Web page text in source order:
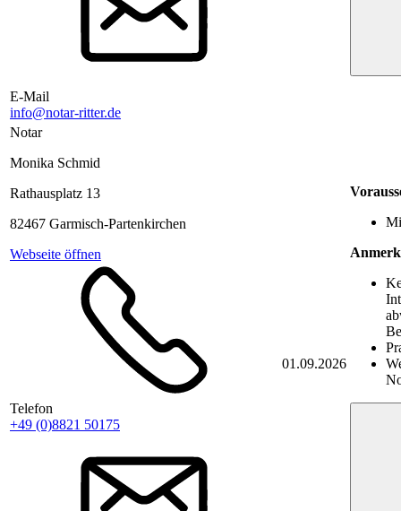
E-Mail
info@notar-ritter.de
Notar
Monika Schmid
Rathausplatz 13
82467 Garmisch-Partenkirchen
Webseite öffnen
Telefon
+49 (0)8821 50175
01.09.2026